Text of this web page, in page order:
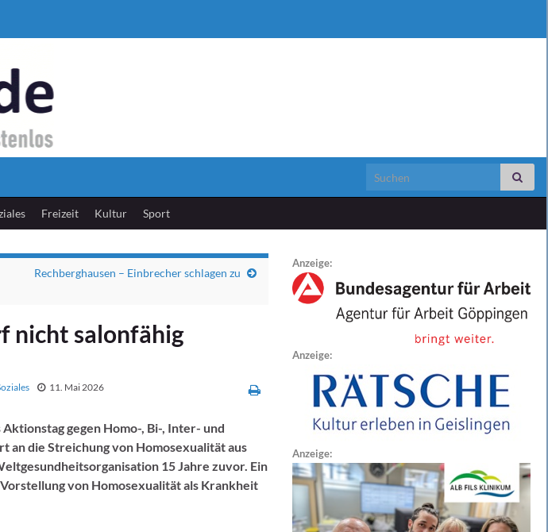
Search for:
Freizeit Kultur Sport
Rechberghausen – Einbrecher schlagen zu
nicht salonfähig
11. Mai 2026
gegen Homo-, Bi-, Inter- und
an die Streichung von Homosexualität aus
15 Jahre zuvor. Ein
von Homosexualität als Krankheit
Anzeige:
Anzeige:
Anzeige: